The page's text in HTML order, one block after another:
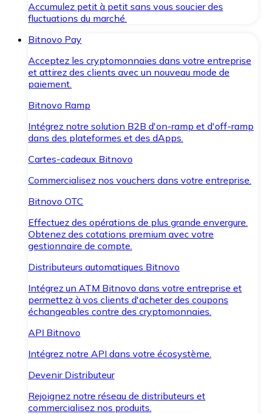
Accumulez petit à petit sans vous soucier des
fluctuations du marché.
Bitnovo Pay
Acceptez les cryptomonnaies dans votre entreprise
et attirez des clients avec un nouveau mode de
paiement.
Bitnovo Ramp
Intégrez notre solution B2B d'on-ramp et d'off-ramp
dans des plateformes et des dApps.
Cartes-cadeaux Bitnovo
Commercialisez nos vouchers dans votre entreprise.
Bitnovo OTC
Effectuez des opérations de plus grande envergure.
Obtenez des cotations premium avec votre
gestionnaire de compte.
Distributeurs automatiques Bitnovo
Intégrez un ATM Bitnovo dans votre entreprise et
permettez à vos clients d'acheter des coupons
échangeables contre des cryptomonnaies.
API Bitnovo
Intégrez notre API dans votre écosystème.
Devenir Distributeur
Rejoignez notre réseau de distributeurs et
commercialisez nos produits.